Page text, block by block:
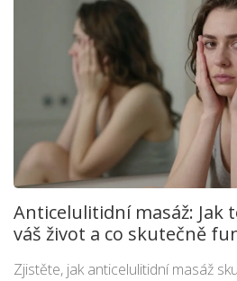
Anticelulitidní masáž: Jak
váš život a co skutečně
Zjistěte, jak anticelulitidní masáž